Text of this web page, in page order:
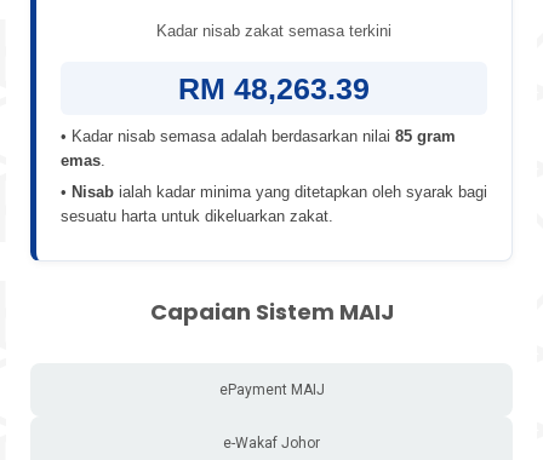
Kadar nisab zakat semasa terkini
RM 48,263.39
• Kadar nisab semasa adalah berdasarkan nilai 85 gram
emas
• Nisab ialah kadar minima yang ditetapkan oleh syarak bagi
sesuatu harta untuk dikeluarkan zakat.
Capaian Sistem MAIJ
ePayment MAIJ
e-Wakaf Johor